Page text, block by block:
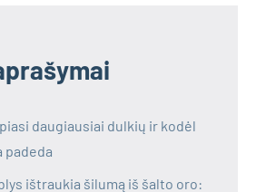
daugiausiai dulkių ir kodėl
padeda
ištraukia šilumą iš šalto oro: